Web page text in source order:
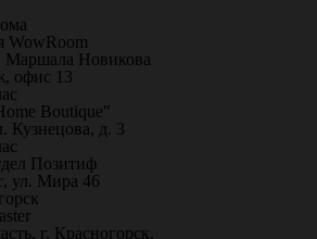
WowRoom
Маршала Новикова
офис 13
Boutique"
Кузнецова, д. 3
Позитиф
ул. Мира 46
г. Красногорск,